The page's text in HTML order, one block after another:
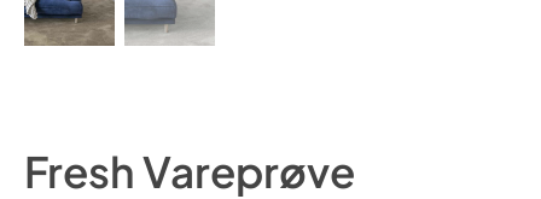
Fresh Vareprøve